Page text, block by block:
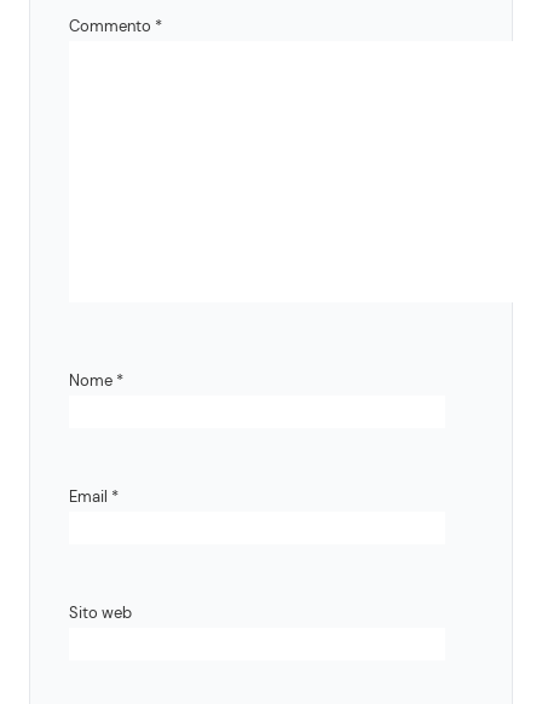
Commento *
Nome *
Email *
Sito web